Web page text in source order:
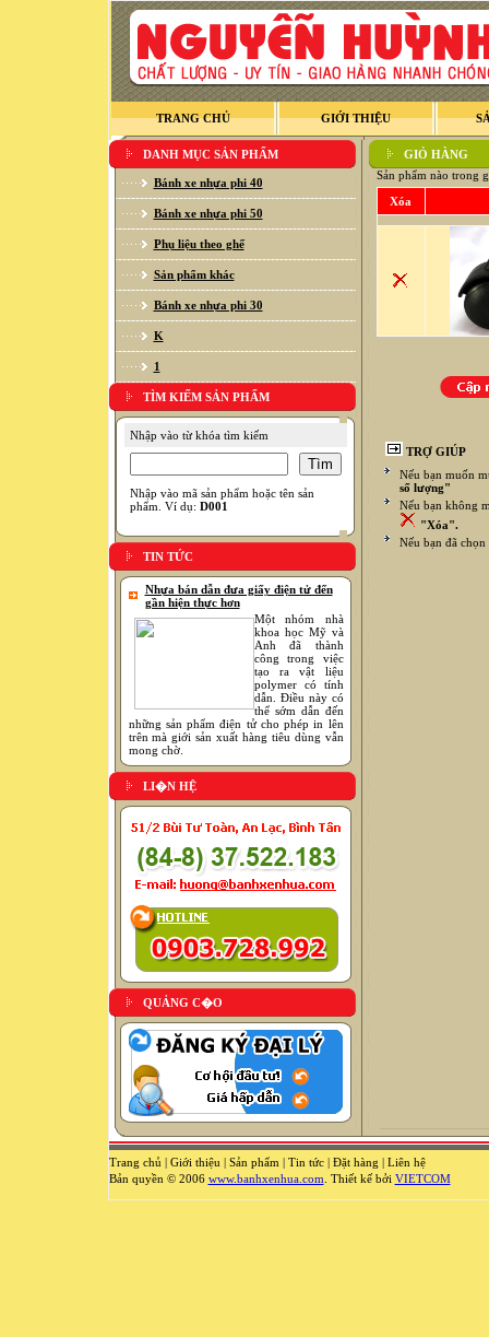
TRANG CHỦ GIỚI THIỆU
DANH MỤC SẢN PHẨM
Bánh xe nhựa phi 40
Bánh xe nhựa phi 50
Phụ liệu theo ghế
Sản phẩm khác
Bánh xe nhựa phi 30
K
1
TÌM KIẾM SẢN PHẨM
Nhập vào từ khóa tìm kiếm
Nhập vào mã sản phẩm hoặc tên sản
phẩm. Ví dụ: D001
TIN TỨC
Nhựa bán dẫn đưa giấy điện tử đến
gần hiện thực hơn
Một nhóm nhà
khoa học Mỹ và
Anh đã thành
công trong việc
tạo ra vật liệu
polymer có tính
dẫn. Điều này có
thể sớm dẫn đến
những sản phẩm điện tử cho phép in lên
trên mà giới sản xuất hàng tiêu dùng vẫn
mong chờ.
LI�N HỆ
QUẢNG C�O
GIỎ HÀNG
Sản phẩm nào trong
Xóa
TRỢ GIÚP
Nếu bạn muốn
số lượng"
Nếu bạn không
"Xóa".
Nếu bạn đã
Trang chủ | Giới thiệu | Sản phẩm | Tin tức| Đặt hàng | Liên hệ
Bản quyền © 2006 www.banhxenhua.com . Thiết kế bởi VIETCOM